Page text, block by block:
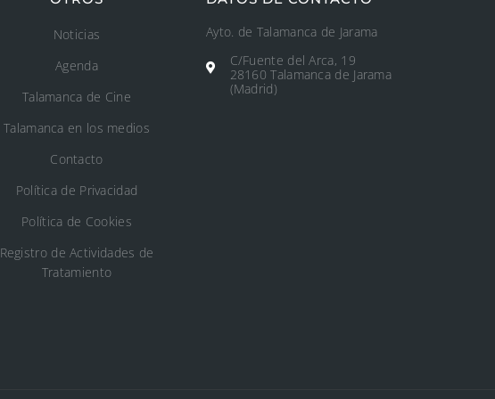
Noticias
Agenda
Talamanca de Cine
Talamanca en los medios
Contacto
Política de Privacidad
Política de Cookies
Registro de Actividades de
Tratamiento
Ayto. de Talamanca de Jarama
C/Fuente del Arca, 19
28160 Talamanca de Jarama
(Madrid)